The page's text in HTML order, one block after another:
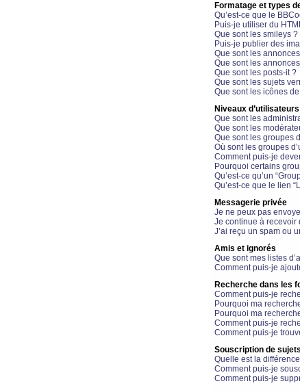
Formatage et types
Qu’est-ce que le
Puis-je utiliser du
Que sont les smileys ?
Puis-je publier des
Que sont les
Que sont les
Que sont les posts-it ?
Que sont les sujets
Que sont les icônes
Niveaux
Que sont les
Que sont les
Que sont les groupes
Où sont les groupes
Comment puis-je
Pourquoi certains
Qu’est-ce qu’un
Qu’est-ce que le lien
Messagerie privée
Je ne peux pas
Je continue à recevoir
J’ai reçu un spam ou
Amis et ignorés
Que sont mes listes
Comment puis-je
Recherche dans les
Comment puis-je
Pourquoi ma
Pourquoi ma
Comment puis-je
Comment puis-je
Souscription de
Quelle est la
Comment puis-je
Comment puis-je